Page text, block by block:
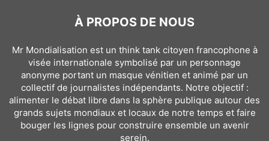
À PROPOS DE NOUS
Mr Mondialisation est un think tank citoyen francophone à
visée internationale symbolisé par un personnage
anonyme portant un masque vénitien et animé par un
collectif de journalistes indépendants. Notre objectif :
alimenter le débat libre dans la sphère publique autour des
grands sujets mondiaux et locaux de notre temps et faire
bouger les lignes pour construire ensemble un avenir
serein.